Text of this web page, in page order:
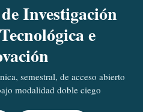
Investigación
e
semestral, de acceso abierto
modalidad doble ciego